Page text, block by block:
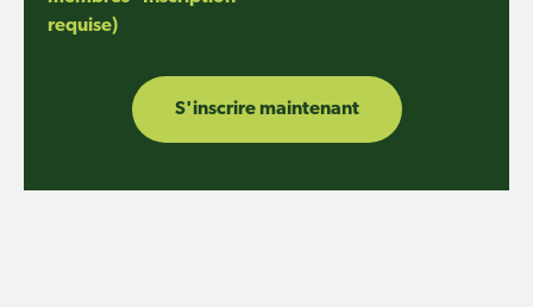
requise)
S'inscrire maintenant